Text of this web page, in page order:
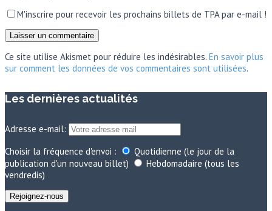
M'inscrire pour recevoir les prochains billets de TPA par e-mail !
Ce site utilise Akismet pour réduire les indésirables. En savoir plus
sur comment les données de vos commentaires sont utilisées.
Les dernières actualités
Adresse e-mail:
Choisir la fréquence d'envoi :
Quotidienne (le jour de la
publication d'un nouveau billet)
Hebdomadaire (tous les
vendredis)